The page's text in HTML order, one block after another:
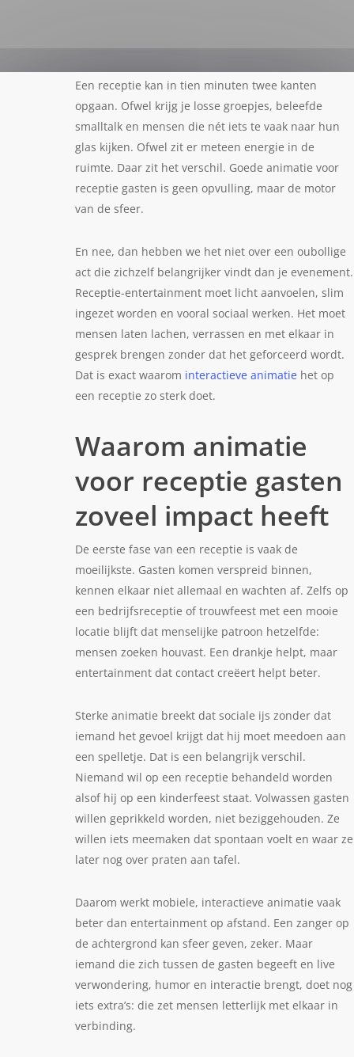
Een receptie kan in tien minuten twee kanten
opgaan. Ofwel krijg je losse groepjes, beleefde
smalltalk en mensen die nét iets te vaak naar hun
glas kijken. Ofwel zit er meteen energie in de
ruimte. Daar zit het verschil. Goede animatie voor
receptie gasten is geen opvulling, maar de motor
van de sfeer.
En nee, dan hebben we het niet over een oubollige
act die zichzelf belangrijker vindt dan je evenement.
Receptie-entertainment moet licht aanvoelen, slim
ingezet worden en vooral sociaal werken. Het moet
mensen laten lachen, verrassen en met elkaar in
gesprek brengen zonder dat het geforceerd wordt.
Dat is exact waarom interactieve animatie het op
een receptie zo sterk doet.
Waarom animatie
voor receptie gasten
zoveel impact heeft
De eerste fase van een receptie is vaak de
moeilijkste. Gasten komen verspreid binnen,
kennen elkaar niet allemaal en wachten af. Zelfs op
een bedrijfsreceptie of trouwfeest met een mooie
locatie blijft dat menselijke patroon hetzelfde:
mensen zoeken houvast. Een drankje helpt, maar
entertainment dat contact creëert helpt beter.
Sterke animatie breekt dat sociale ijs zonder dat
iemand het gevoel krijgt dat hij moet meedoen aan
een spelletje. Dat is een belangrijk verschil.
Niemand wil op een receptie behandeld worden
alsof hij op een kinderfeest staat. Volwassen gasten
willen geprikkeld worden, niet beziggehouden. Ze
willen iets meemaken dat spontaan voelt en waar ze
later nog over praten aan tafel.
Daarom werkt mobiele, interactieve animatie vaak
beter dan entertainment op afstand. Een zanger op
de achtergrond kan sfeer geven, zeker. Maar
iemand die zich tussen de gasten begeeft en live
verwondering, humor en interactie brengt, doet nog
iets extra’s: die zet mensen letterlijk met elkaar in
verbinding.